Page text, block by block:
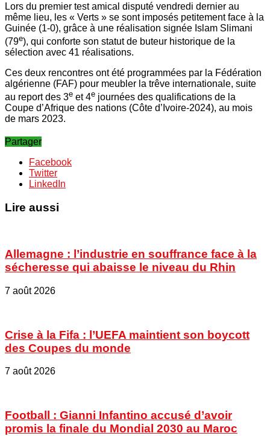
Lors du premier test amical disputé vendredi dernier au
même lieu, les « Verts » se sont imposés petitement face à la
Guinée (1-0), grâce à une réalisation signée Islam Slimani
(79e), qui conforte son statut de buteur historique de la
sélection avec 41 réalisations.
Ces deux rencontres ont été programmées par la Fédération
algérienne (FAF) pour meubler la trêve internationale, suite
au report des 3e et 4e journées des qualifications de la
Coupe d’Afrique des nations (Côte d’Ivoire-2024), au mois
de mars 2023.
Partager
Facebook
Twitter
LinkedIn
Lire aussi
Allemagne : l’industrie en souffrance face à la
sécheresse qui abaisse le niveau du Rhin
7 août 2026
Crise à la Fifa : l’UEFA maintient son boycott
des Coupes du monde
7 août 2026
Football : Gianni Infantino accusé d’avoir
promis la finale du Mondial 2030 au Maroc